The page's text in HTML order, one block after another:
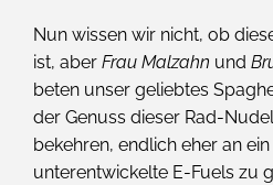
Nun wissen wir nicht, ob
ist, aber Frau Malzahn und
beten unser geliebtes
der Genuss dieser Rad-
bekehren, endlich eher an
unterentwickelte E-Fuels zu